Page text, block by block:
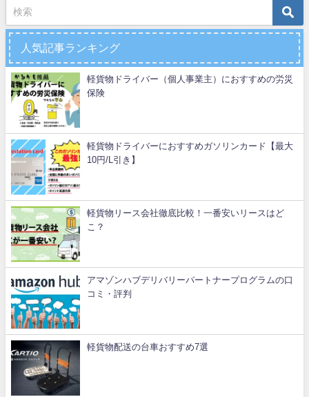
人気記事ランキング
軽貨物ドライバー（個人事業主）におすすめの労災
保険
軽貨物ドライバーにおすすめガソリンカード【最大
10円/L引き】
軽貨物リース会社徹底比較！一番安いリースはど
こ？
アマゾンハブデリバリーパートナープログラムの口
コミ・評判
軽貨物配送の台車おすすめ7選